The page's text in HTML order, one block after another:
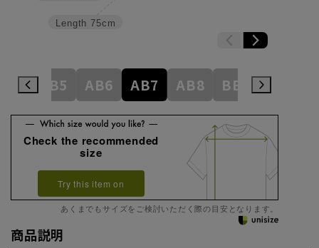
Length 75cm
AB5 AB6 AB7 AB8 BE3 BE4
Check the recommended
size
Try this item on
あくまでもサイズをご検討いただく際の目安となります。
商品説明